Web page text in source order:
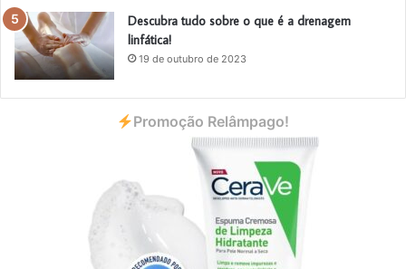
Descubra tudo sobre o que é a drenagem
linfática!
19 de outubro de 2023
Promoção Relâmpago!